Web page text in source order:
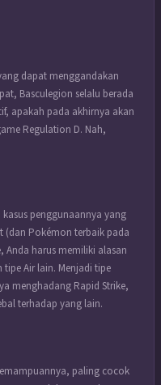
dapat menggandakan
Basculegion selalu berada
apakah pada akhirnya akan
Regulation D. Nah,
penggunaannya yang
(dan Pokémon terbaik pada
Anda harus memiliki alasan
Air lain. Menjadi tipe
menghadang Rapid Strike,
terhadap yang lain.
paling cocok